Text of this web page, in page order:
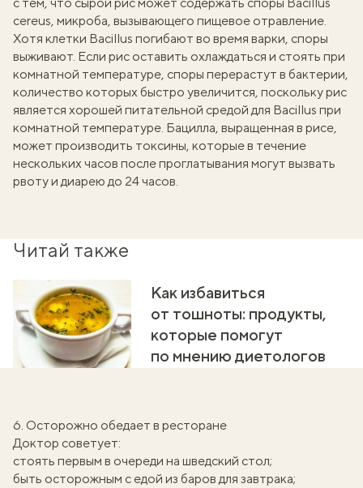
cereus, микроба, вызывающего пищевое отравление.
Хотя клетки Bacillus погибают во время варки, споры
выживают. Если рис оставить охлаждаться и стоять при
комнатной температуре, споры перерастут в бактерии,
количество которых быстро увеличится, поскольку рис
является хорошей питательной средой для Bacillus при
комнатной температуре. Бацилла, выращенная в рисе,
может производить токсины, которые в течение
нескольких часов после проглатывания могут вызвать
рвоту и диарею до 24 часов.
Читай также
Как избавиться
от тошноты: продукты,
которые помогут
по мнению диетологов
6. Осторожно обедает в ресторане
Доктор советует:
стоять первым в очереди на шведский стол;
быть осторожным с едой из баров для завтрака;